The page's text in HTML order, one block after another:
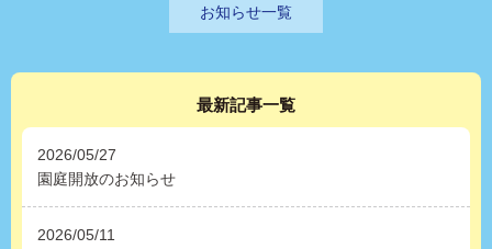
お知らせ一覧
最新記事一覧
2026/05/27
園庭開放のお知らせ
2026/05/11